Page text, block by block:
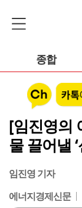
종합
[임진영의
물 끌어낼
임진영 기자
에너지경제신문